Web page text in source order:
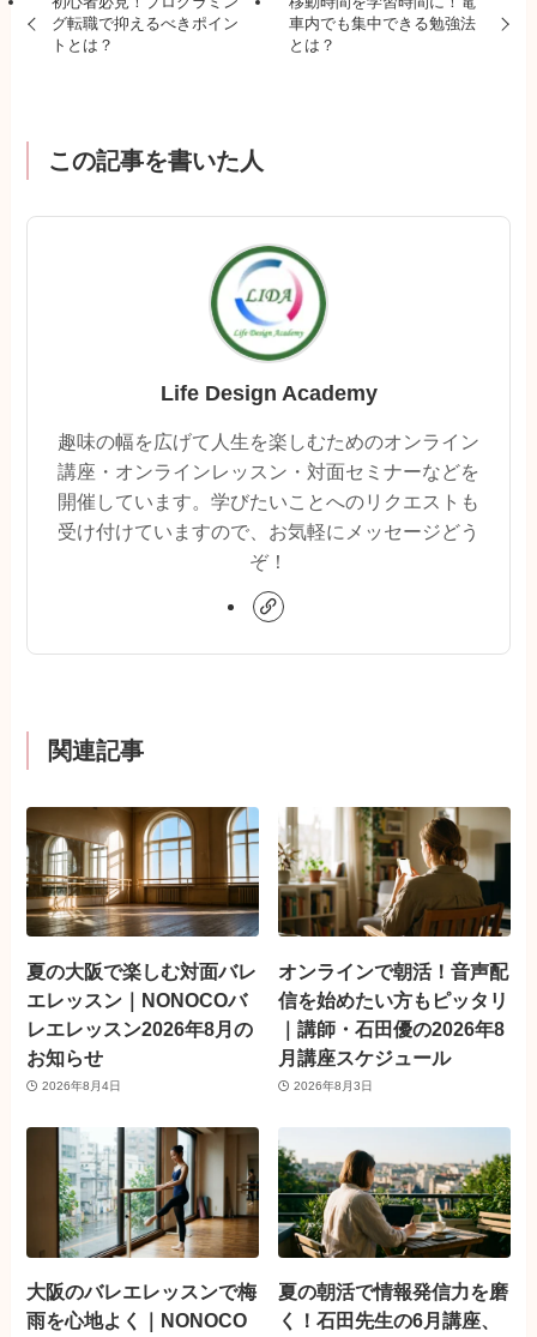
グ転職で抑えるべきポイン
トとは？
車内でも集中できる勉強法
とは？
この記事を書いた人
Life Design Academy
趣味の幅を広げて人生を楽しむためのオンライン
講座・オンラインレッスン・対面セミナーなどを
開催しています。学びたいことへのリクエストも
受け付けていますので、お気軽にメッセージどう
ぞ！
関連記事
夏の大阪で楽しむ対面バレ
エレッスン｜NONOCOバ
レエレッスン2026年8月の
お知らせ
2026年8月4日
オンラインで朝活！音声配
信を始めたい方もピッタリ
｜講師・石田優の2026年8
月講座スケジュール
2026年8月3日
大阪のバレエレッスンで梅
雨を心地よく｜NONOCO
夏の朝活で情報発信力を磨
く！石田先生の6月講座、